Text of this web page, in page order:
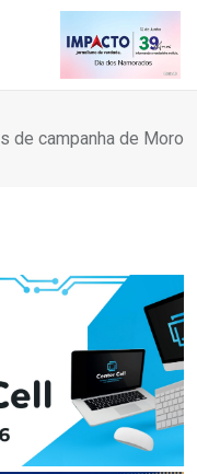
de campanha de Moro